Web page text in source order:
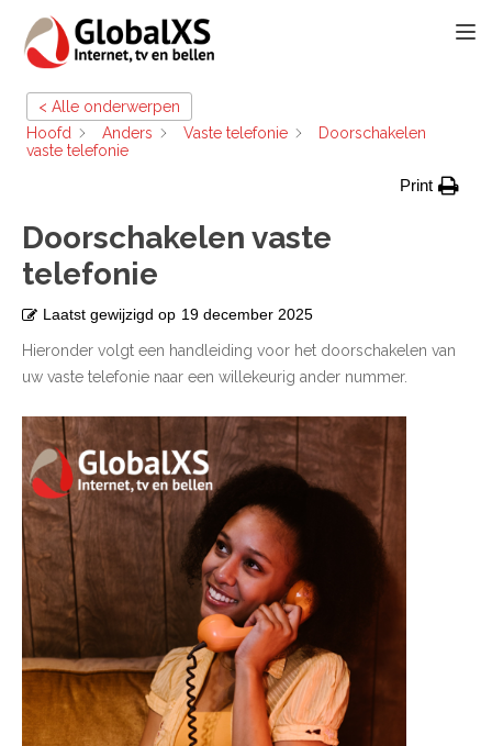
< Alle onderwerpen
Hoofd
Anders Vaste telefonie
Doorschakelen
vaste telefonie
Print
Doorschakelen vaste
telefonie
Laatst gewijzigd op 19 december 2025
Hieronder volgt een handleiding voor het doorschakelen van
uw vaste telefonie naar een willekeurig ander nummer.